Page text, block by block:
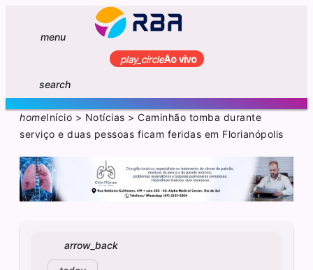
menu
play_circleAo vivo
search
homeInício > Notícias >Caminhão tomba durante
serviço e duas pessoas ficam feridas em Florianópolis
arrow_back